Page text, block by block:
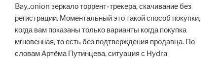
Bay,.onion зеркало торрент-трекера, скачивание без
регистрации. Моментальный это такой способ покупки,
когда вам показаны только варианты когда покупка
мгновенная, то есть без подтверждения продавца. По
словам Артёма Путинцева, ситуация с Hydra